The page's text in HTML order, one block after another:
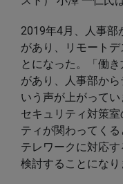
2019年4月、人事部
があり、リモート
とになった。「働
があり、人事部か
いう声が上がって
セキュリティ対策
ティが関わってくる
テレワークに対応
検討することになり